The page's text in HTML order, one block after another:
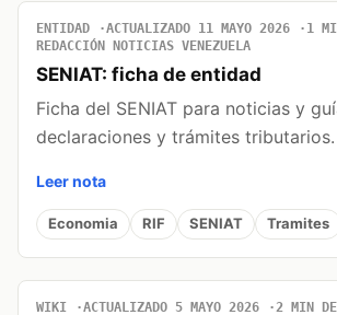
ENTIDAD ACTUALIZADO 11 MAYO 2026
1
REDACCIÓN NOTICIAS VENEZUELA
SENIAT: ficha de entidad
Ficha del SENIAT para noticias y
declaraciones y trámites tributarios.
Leer nota
Economia RIF SENIAT Tramites
WIKI ACTUALIZADO 5 MAYO 2026 2 MIN DE